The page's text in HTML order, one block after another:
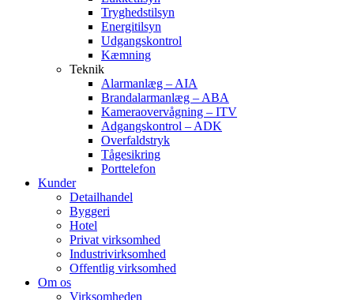
Tryghedstilsyn
Energitilsyn
Udgangskontrol
Kæmning
Teknik
Alarmanlæg – AIA
Brandalarmanlæg – ABA
Kameraovervågning – ITV
Adgangskontrol – ADK
Overfaldstryk
Tågesikring
Porttelefon
Kunder
Detailhandel
Byggeri
Hotel
Privat virksomhed
Industrivirksomhed
Offentlig virksomhed
Om os
Virksomheden